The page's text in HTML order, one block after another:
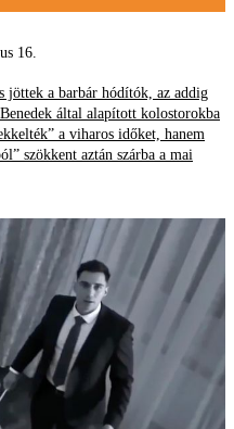
16.
a barbár hódítók, az addig
által alapított kolostorokba
a viharos időket, hanem
szökkent aztán szárba a mai